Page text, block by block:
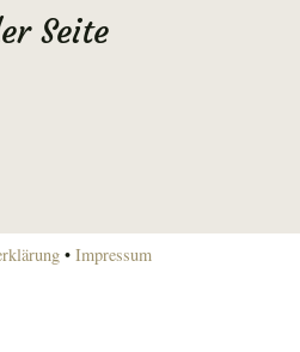
Seite
• Impressum